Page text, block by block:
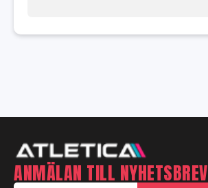
ANMÄLAN TILL NYHETSBREV